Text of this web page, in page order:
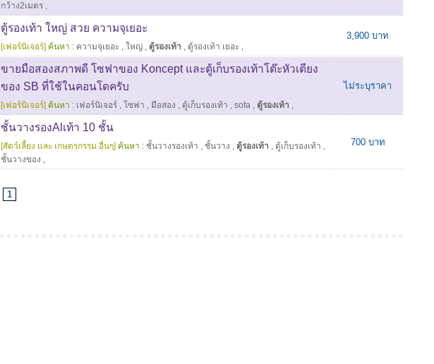
กว้าง2เมตร ,
ตู้รองเท้า ใหญ่ สวย ความจุเยอะ
[เฟอร์นิเจอร์] ค้นหา : ความจุเยอะ , ใหญ่ , ตู้รองเท้า , ตู้รองเท้า เยอะ ,
3,900 บาท
ขายมือสองสภาพดี โซฟาของ Koncept และตู้เก็บรองเท้าโต๊ะหัวเตียง
ของ SB ที่ใช้ในคอนโดครับ
[เฟอร์นิเจอร์] ค้นหา : เฟอร์นิเจอร์ , โซฟา , มือสอง , ตู้เก็บรองเท้า , sofa , ตู้รองเท้า ,
ไม่ระบุราคา
ชั้นวางรองAlเท้า 10 ชั้น
[สัตว์เลี้ยง และ เกษตรกรรม อื่นๆ] ค้นหา : ชั้นวางรองเท้า , ชั้นวาง , ตู้รองเท้า , ตู้เก็บรองเท้า ,
ชั้นวางของ ,
700 บาท
1